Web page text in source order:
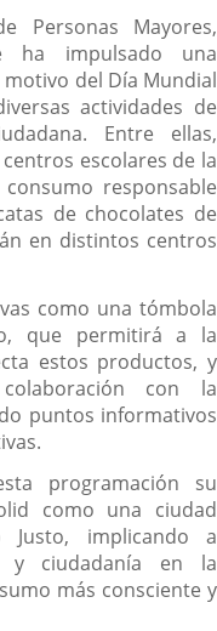
Personas Mayores,
ha impulsado una
del Día Mundial
actividades de
Entre ellas,
escolares de la
responsable
de chocolates de
en distintos centros
como una tómbola
que permitirá a la
estos productos, y
con la
puntos informativos
programación su
como una ciudad
Justo, implicando a
y ciudadanía en la
más consciente y